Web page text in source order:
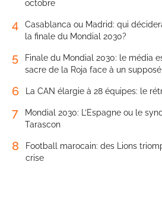
octobre
4
Casablanca ou Madrid: qui
la finale du Mondial 2030?
5
Finale du Mondial 2030: le média
sacre de la Roja face à un
6 La CAN élargie à 28 équipes: le
7
Mondial 2030: L’Espagne ou le
Tarascon
8
Football marocain: des Lions
crise